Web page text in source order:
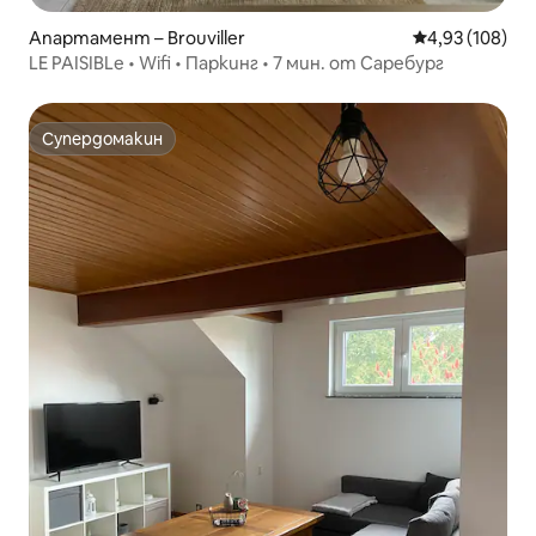
Апартамент – Brouviller Средна
4,93 (108)
LE PAISIBLe • Wifi • Паркинг • 7 мин. от Саребург
Супердомакин
Супердомакин